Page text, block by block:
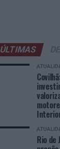
ÚLTIMAS
Rio de